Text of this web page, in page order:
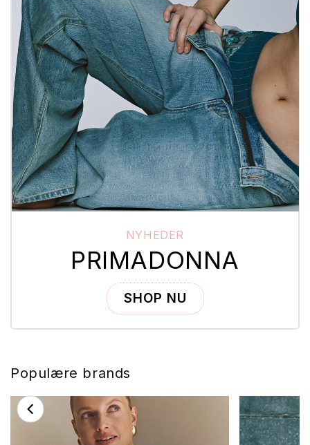
NYHEDER
PRIMADONNA
SHOP NU
Populære brands